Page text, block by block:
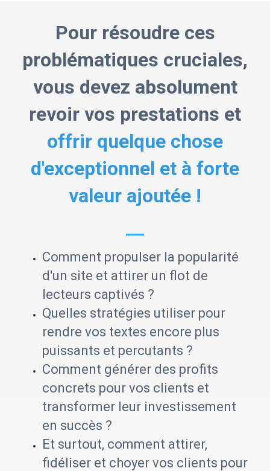
Pour résoudre ces
problématiques cruciales,
vous devez absolument
revoir vos prestations et
offrir quelque chose
d'exceptionnel et à forte
valeur ajoutée !
Comment propulser la popularité
d'un site et attirer un flot de
lecteurs captivés ?
Quelles stratégies utiliser pour
rendre vos textes encore plus
puissants et percutants ?
Comment générer des profits
concrets pour vos clients et
transformer leur investissement
en succès ?
Et surtout, comment attirer,
fidéliser et choyer vos clients pour